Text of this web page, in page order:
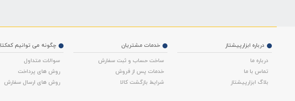
درباره ابزارپیشتاز
درباره ما
تماس با ما
بلاگ ابزارپیشتاز
خدمات مشتریان
ساخت حساب و ثبت سفارش
خدمات پس از فروش
شرایط بازگشت کالا
چگونه می توانیم
سوالات متداول
روش های پرداخت
روش های ارسال سفارش